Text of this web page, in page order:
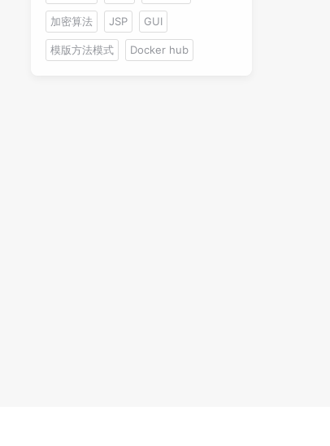
加密算法 JSP GUI
模版方法模式 Docker hub